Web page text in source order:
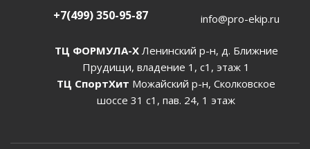
+7(499) 350-95-87 info@pro-ekip.ru
ТЦ ФОРМУЛА-ХЛенинский р-н, д. Ближние
Прудищи, владение 1, с1, этаж 1
ТЦ СпортХит Можайский р-н, Сколковское
шоссе 31 с1, пав. 24, 1 этаж